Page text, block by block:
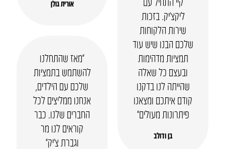
אורית גולן
ליקצ’יק. בזכות
שירות הלקוחות
שלכם הבנו שיש עוד
תמציות מדהימות
ובעצם כל שאלה
שהייתה לנו בדקנו
קודם איתכם ומצאנו
פיתרונות מעולים”
בן ודולב
“מאז שהתחלנו
להשתמש בתמציות
שלכם עם הילדים,
אנחנו ממליצים לכל
החברים שלנו. כבר
קוראים לנו מר
וגברת צ’יק”